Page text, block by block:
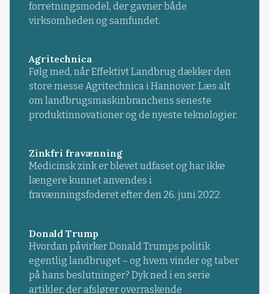
forretningsmodel, der gavner både
virksomheden og samfundet.
Agritechnica
Følg med, når Effektivt Landbrug dækker den
store messe Agritechnica i Hannover. Læs alt
om landbrugsmaskinbranchens seneste
produktinnovationer og de nyeste teknologier.
Zinkfri fravænning
Medicinsk zink er blevet udfaset og har ikke
længere kunnet anvendes i
fravænningsfoderet efter den 26. juni 2022.
Donald Trump
Hvordan påvirker Donald Trumps politik
egentlig landbruget – og hvem vinder og taber
på hans beslutninger? Dyk ned i en serie
artikler, der afslører overraskende